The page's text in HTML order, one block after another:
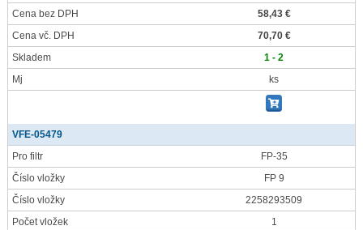
Cena bez DPH
58,43 €
Cena vč. DPH
70,70 €
Skladem
1 - 2
Mj
ks
VFE-05479
Pro filtr
FP-35
Číslo vložky
FP 9
Číslo vložky
2258293509
Počet vložek
1